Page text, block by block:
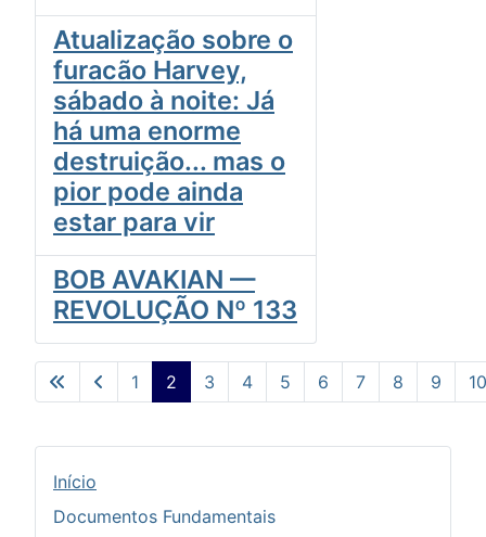
Atualização sobre o
furacão Harvey,
sábado à noite: Já
há uma enorme
destruição... mas o
pior pode ainda
estar para vir
BOB AVAKIAN —
REVOLUÇÃO Nº 133
Pág. 2 de 10
1 2 3 4 5 6 7 8 9 10
Início
Documentos Fundamentais